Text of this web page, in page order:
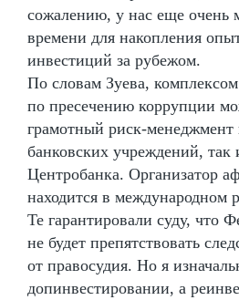
сожалению, у нас еще очень
времени для накопления
инвестиций за рубежом.
По словам Зуева,
по пресечению коррупции
грамотный риск-менеджмент
банковских учреждений, так
Центробанка. Организатор
находится в международном
Те гарантировали суду, что
не будет препятствовать
от правосудия. Но я
допинвестировании, а